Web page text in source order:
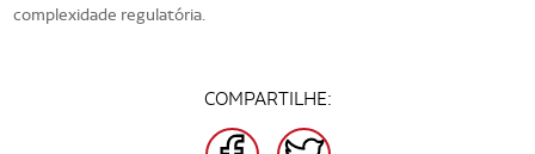
complexidade regulatória.
COMPARTILHE:
FACEBOOKTWITTER